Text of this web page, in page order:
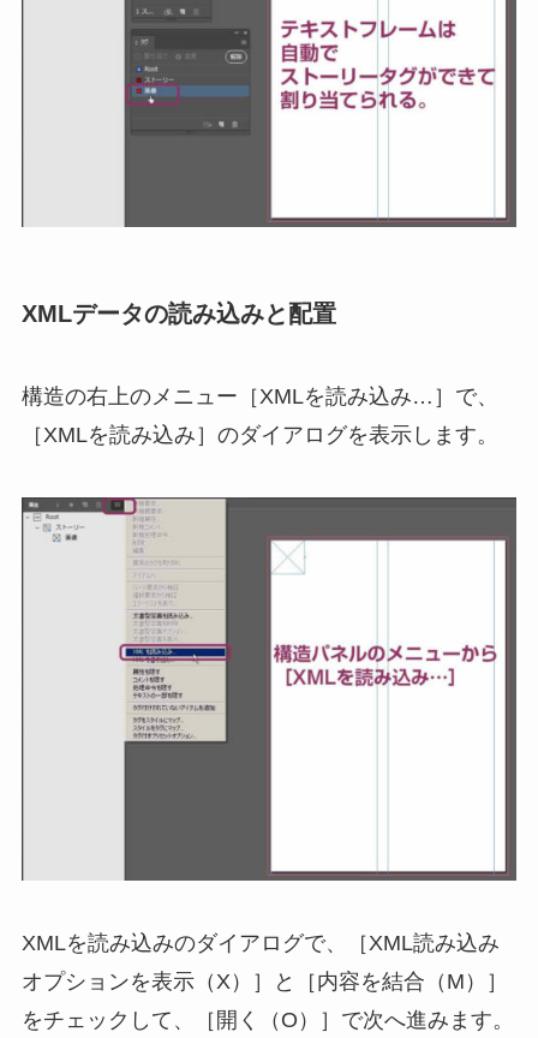
XMLデータの読み込みと配置
構造の右上のメニュー［XMLを読み込み…］で、
［XMLを読み込み］のダイアログを表示します。
XMLを読み込みのダイアログで、［XML読み込み
オプションを表示（X）］と［内容を結合（M）］
をチェックして、［開く（O）］で次へ進みます。